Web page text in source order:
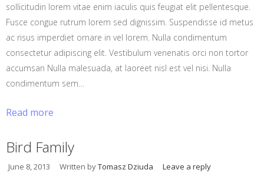
sollicitudin lorem vitae enim iaculis quis feugiat elit pellentesque.
Fusce congue rutrum lorem sed dignissim. Suspendisse id metus
ac risus imperdiet ornare in vel lorem. Nulla condimentum
consectetur adipiscing elit. Vestibulum venenatis orci non tortor
accumsan Nulla malesuada, at laoreet nisl est vel nisi. Nulla
condimentum sem…
Read more
Bird Family
June 8, 2013 Written byTomasz Dziuda Leave a reply